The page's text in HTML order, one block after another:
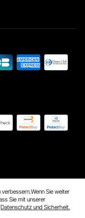
Sie weiter
Sie mit unserer
Datenschutz und Sicherheit.